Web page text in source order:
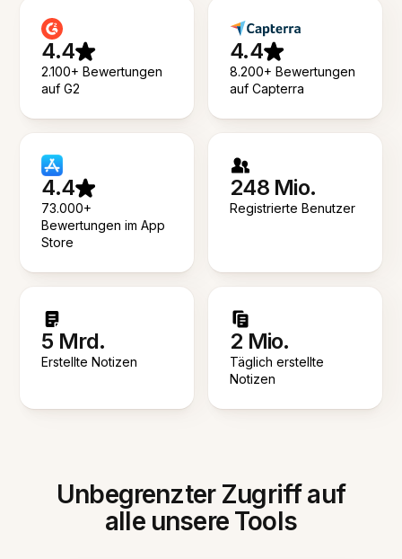
4.4
2.100+ Bewertungen
auf G2
4.4
8.200+ Bewertungen
auf Capterra
4.4
73.000+
Bewertungen im App
Store
248 Mio.
Registrierte Benutzer
5 Mrd.
Erstellte Notizen
2 Mio.
Täglich erstellte
Notizen
Unbegrenzter Zugriff auf
alle unsere Tools